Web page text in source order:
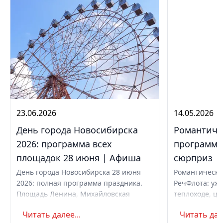
23.06.2026
День города Новосибирска
2026: программа всех
площадок 28 июня | Афиша
День города Новосибирска 28 июня
2026: полная программа праздника.
Площадь Ленина, Михайловская
концерт с Айвазовским Оркестром и
Читать далее...
14.05.2026
сюрприз
РечФлота:
теплоходе,
Читать